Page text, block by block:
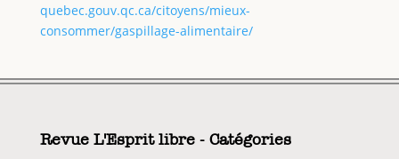
quebec.gouv.qc.ca/citoyens/mieux-
consommer/gaspillage-alimentaire/
Revue L'Esprit libre - Catégories